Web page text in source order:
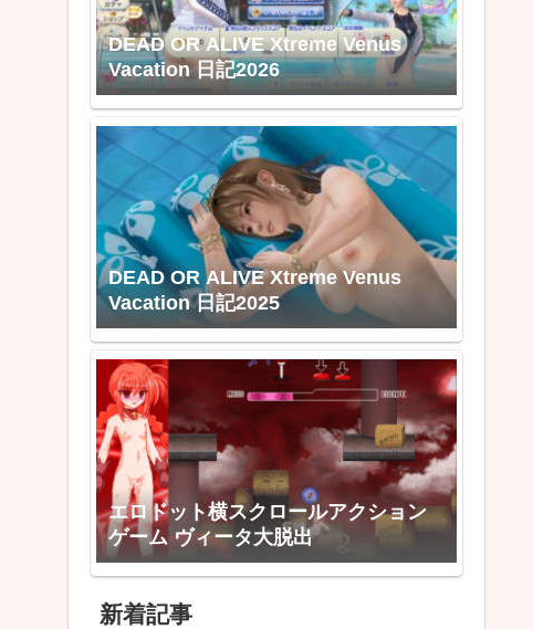
DEAD OR ALIVE Xtreme Venus
Vacation 日記2026
DEAD OR ALIVE Xtreme Venus
Vacation 日記2025
エロドット横スクロールアクション
ゲーム ヴィータ大脱出
新着記事